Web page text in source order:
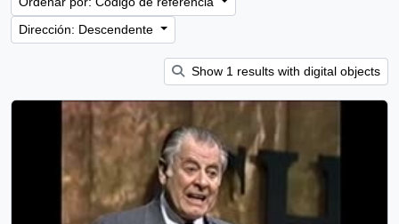
Dirección: Descendente
Show 1 results with digital objects